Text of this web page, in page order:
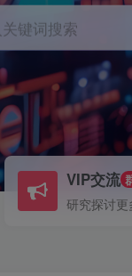
键词搜索
VIP交流
研究探讨